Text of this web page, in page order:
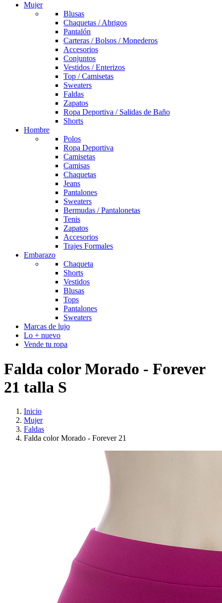
Mujer
Blusas
Chaquetas / Abrigos
Pantalón
Carteras / Bolsos / Monederos
Accesorios
Conjuntos
Vestidos / Enterizos
Top / Camisetas
Sweaters
Faldas
Zapatos
Ropa Deportiva / Salidas de Baño
Shorts
Hombre
Polos
Ropa Deportiva
Camisetas
Camisas
Chaquetas
Jeans
Pantalones
Sweaters
Bermudas / Pantalonetas
Tenis
Zapatos
Accesorios
Trajes Formales
Embarazo
Chaqueta
Shorts
Vestidos
Blusas
Tops
Pantalones
Sweaters
Marcas de lujo
Lo + nuevo
Vende tu ropa
Falda color Morado - Forever
21 talla S
Inicio
Mujer
Faldas
Falda color Morado - Forever 21